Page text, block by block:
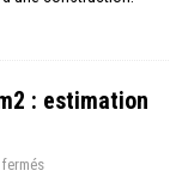
: estimation